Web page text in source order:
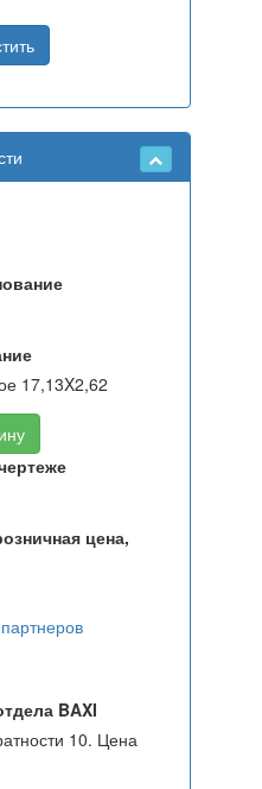
17,13X2,62
цена,
BAXI
10. Цена